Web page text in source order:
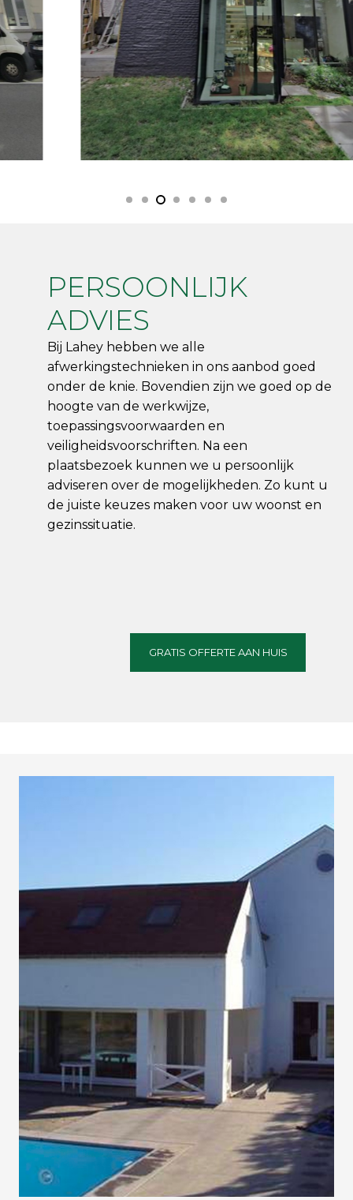
PERSOONLIJK
ADVIES
Bij Lahey hebben we alle
afwerkingstechnieken in ons aanbod goed
onder de knie. Bovendien zijn we goed op de
hoogte van de werkwijze,
toepassingsvoorwaarden en
veiligheidsvoorschriften. Na een
plaatsbezoek kunnen we u persoonlijk
adviseren over de mogelijkheden. Zo kunt u
de juiste keuzes maken voor uw woonst en
gezinssituatie.
GRATIS OFFERTE AAN HUIS